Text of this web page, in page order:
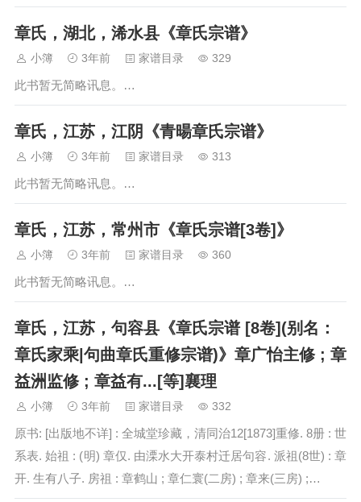
章氏，湖北，浠水县《章氏宗谱》
小簿 3年前 家谱目录 329
此书暂无简略讯息。…
章氏，江苏，江阴《青暘章氏宗谱》
小簿 3年前 家谱目录 313
此书暂无简略讯息。…
章氏，江苏，常州市《章氏宗谱[3卷]》
小簿 3年前 家谱目录 360
此书暂无简略讯息。…
章氏，江苏，句容县《章氏宗谱 [8卷](别名：
章氏家乘|句曲章氏重修宗谱)》章广怡主修 ; 章
益洲监修 ; 章益有...[等]襄理
小簿 3年前 家谱目录 332
原书: [出版地不详] : 全城堂珍藏，清同治12[1873]重修. 8册 : 世
系表. 始祖 : (明) 章仅. 由溧水大开泰村迁居句容. 派祖(8世) : 章
开. 生有八子. 房祖 : 章鹤山 ; 章仁寰(二房) ; 章来(三房) ;…